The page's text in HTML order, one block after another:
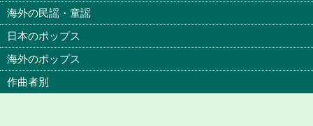
海外の民謡・童謡
日本のポップス
海外のポップス
作曲者別